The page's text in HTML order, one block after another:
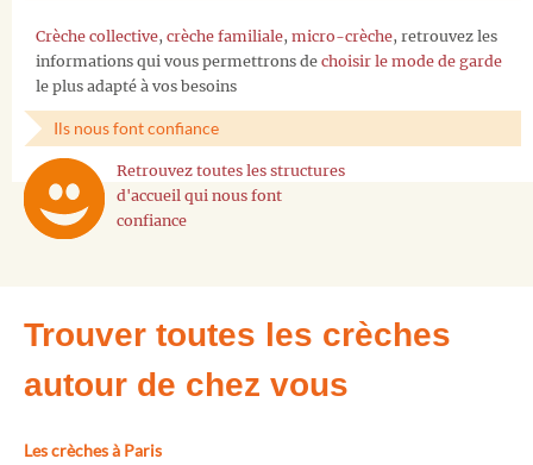
Crèche collective, crèche familiale, micro-crèche, retrouvez les
informations qui vous permettrons de choisir le mode de garde
le plus adapté à vos besoins
Ils nous font confiance
Retrouvez toutes les structures
d'accueil qui nous font
confiance
Trouver toutes les crèches
autour de chez vous
Les crèches à Paris